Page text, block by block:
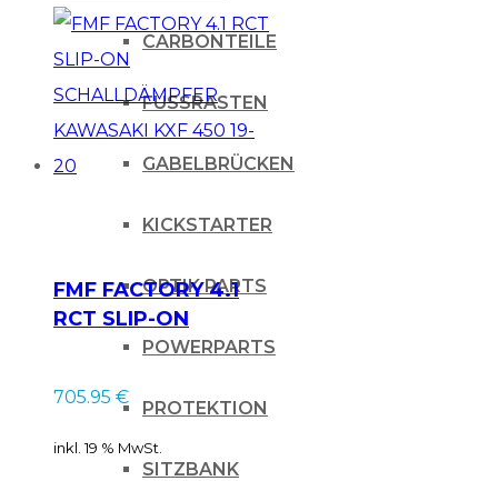
CARBONTEILE
FUSSRASTEN
GABELBRÜCKEN
KICKSTARTER
OPTIK PARTS
POWERPARTS
PROTEKTION
SITZBANK
FMF FACTORY 4.1
RCT SLIP-ON
SCHALLDÄMPFER
19-20
705.95 €
inkl. 19 % MwSt.